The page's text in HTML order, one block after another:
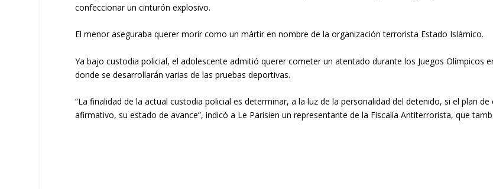
confeccionar un cinturón explosivo.
El menor aseguraba querer morir como un mártir en nombre de la organización terrorista Estado Islámico.
Ya bajo custodia policial, el adolescente admitió querer cometer un atentado durante los Juegos Olímpicos
donde se desarrollarán varias de las pruebas deportivas.
“La finalidad de la actual custodia policial es determinar, a la luz de la personalidad del detenido, si el plan
afirmativo, su estado de avance”, indicó a Le Parisien un representante de la Fiscalía Antiterrorista, que